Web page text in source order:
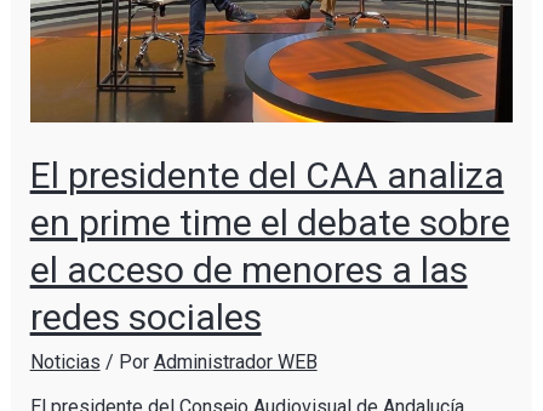
El presidente del CAA analiza
en prime time el debate sobre
el acceso de menores a las
redes sociales
Noticias / Por Administrador WEB